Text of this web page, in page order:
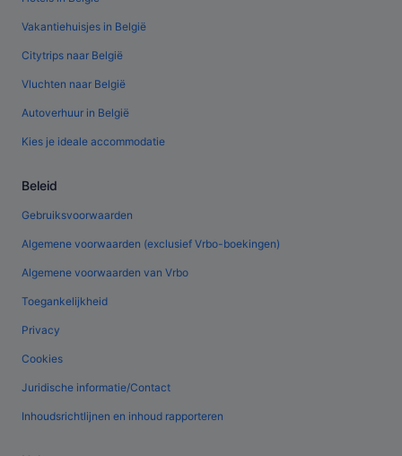
Vakantiehuisjes in België
Citytrips naar België
Vluchten naar België
Autoverhuur in België
Kies je ideale accommodatie
Beleid
Gebruiksvoorwaarden
Algemene voorwaarden (exclusief Vrbo-boekingen)
Algemene voorwaarden van Vrbo
Toegankelijkheid
Privacy
Cookies
Juridische informatie/Contact
Inhoudsrichtlijnen en inhoud rapporteren